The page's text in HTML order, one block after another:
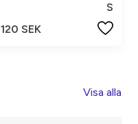
S
120 SEK
Visa alla